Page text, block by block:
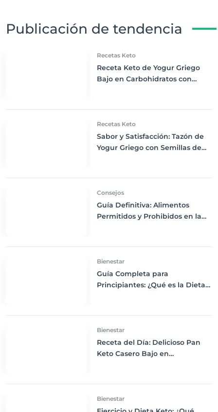
Publicación de tendencia
Recetas Keto
Receta Keto de Yogur Griego
Bajo en Carbohidratos con
Recetas Keto
Sabor y Satisfacción: Tazón de
Yogur Griego con Semillas de
Consejos
Guía Definitiva: Alimentos
Permitidos y Prohibidos en la
Bienestar
Guía Completa para
Principiantes: ¿Qué es la Dieta
Bienestar
Receta del Día: Delicioso Pan
Keto Casero Bajo en
Bienestar